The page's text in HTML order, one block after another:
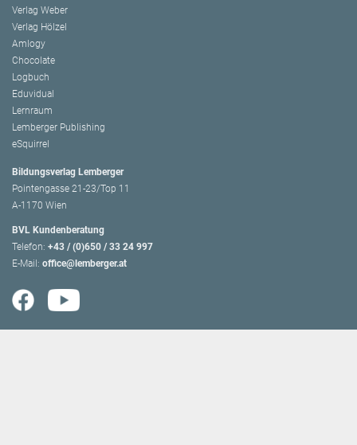
Verlag Weber
Verlag Hölzel
Amlogy
Chocolate
Logbuch
Eduvidual
Lernraum
Lemberger Publishing
eSquirrel
Bildungsverlag Lemberger
Pointengasse 21-23/Top 11
A-1170 Wien
BVL Kundenberatung
Telefon: +43 / (0)650 / 33 24 997
E-Mail: office@lemberger.at